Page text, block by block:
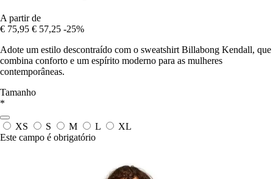
A partir de
€ 75,95 € 57,25 -25%
Adote um estilo descontraído com o sweatshirt Billabong Kendall, que
combina conforto e um espírito moderno para as mulheres
contemporâneas.
Tamanho
*
XS S M L
XL
Este campo é obrigatório